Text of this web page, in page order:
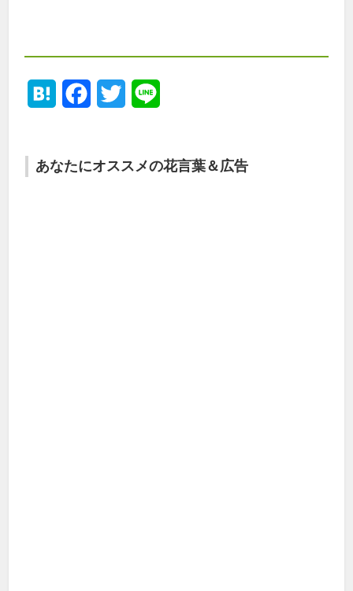
Hatena Facebook
Twitter
あなたにオススメの花言葉＆広告